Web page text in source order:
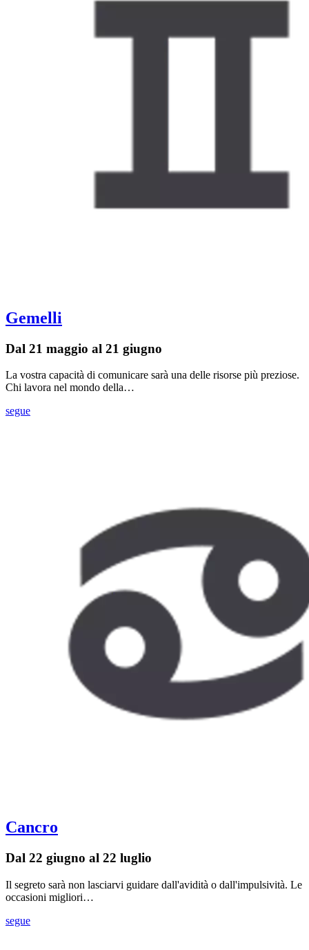
Gemelli
Dal 21 maggio al 21 giugno
La vostra capacità di comunicare sarà una delle risorse più preziose.
Chi lavora nel mondo della…
segue
Cancro
Dal 22 giugno al 22 luglio
Il segreto sarà non lasciarvi guidare dall'avidità o dall'impulsività. Le
occasioni migliori…
segue